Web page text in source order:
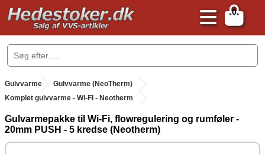
0
.
Gulvvarme . Gulvvarme (NeoTherm)
Komplet gulvvarme - Wi-FI - Neotherm
Gulvarmepakke til Wi-Fi, flowregulering og rumføler -
20mm PUSH - 5 kredse (Neotherm)